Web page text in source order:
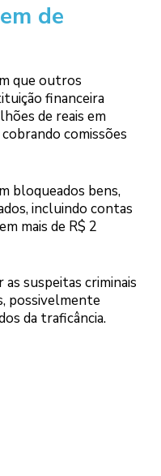
de
que outros
financeira
de reais em
comissões
bloqueados bens,
incluindo contas
mais de R$ 2
suspeitas criminais
possivelmente
da traficância.